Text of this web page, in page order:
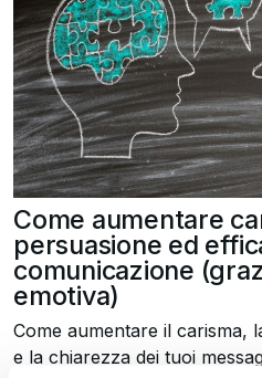
Come aumentare
persuasione ed
comunicazione
emotiva)
Come aumentare il carisma,
e la chiarezza dei tuoi